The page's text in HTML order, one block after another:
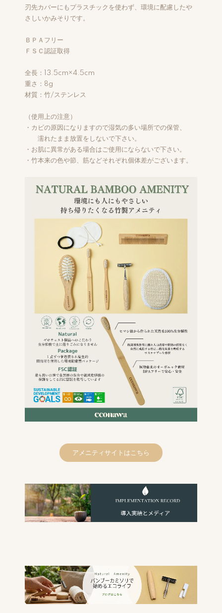
刃先カバーにもプラスチックを使わず、環境に配慮したや
さしいかみそりです。
ＢＰＡフリー
ＦＳＣ認証取得
全長：13.5cm×4.5cm
重さ：8g
材質：竹/ステンレス
（使用上の注意）
・カビの原因になりますので湿気の多い場所での保管、
濡れたまま放置をしないで下さい。
・お肌に異常がある場合はご使用にならないで下さい。
・竹本来の色や節、筋などそれぞれ個体差がございます。
アメニティサイトはこちら